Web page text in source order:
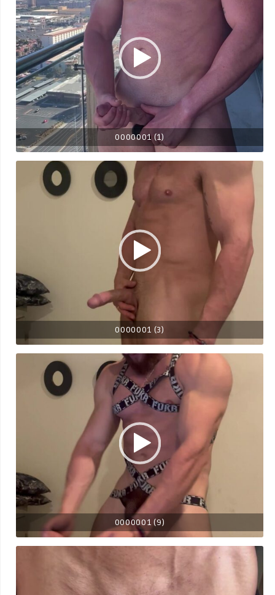
0000001 (1)
0000001 (3)
0000001 (9)